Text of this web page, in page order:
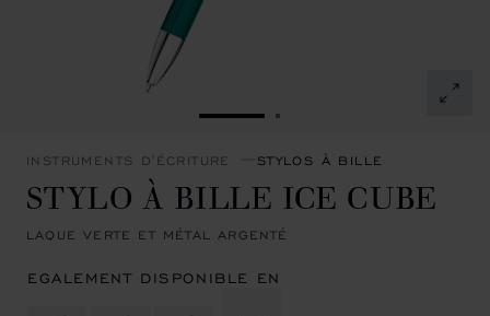
ALLER À LA DIAPOSITIVE 1
ALLER À LA
INSTRUMENTS D'ÉCRITURE STYLOS À BILLE
STYLO À BILLE ICE CUBE
LAQUE VERTE ET MÉTAL ARGENTÉ
EGALEMENT DISPONIBLE EN